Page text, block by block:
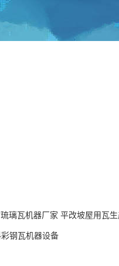
璃瓦机器厂家 平改坡屋用瓦
钢瓦机器设备